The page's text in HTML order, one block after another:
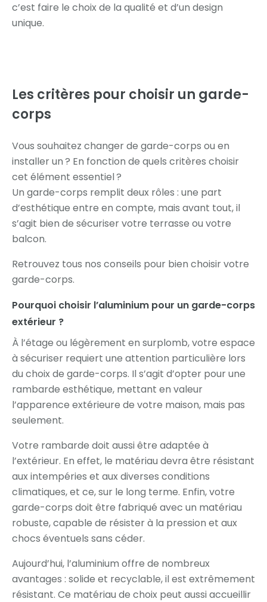
c’est faire le choix de la qualité et d’un design
unique.
Les critères pour choisir un garde-
corps
Vous souhaitez changer de garde-corps ou en
installer un ? En fonction de quels critères choisir
cet élément essentiel ?
Un garde-corps remplit deux rôles : une part
d’esthétique entre en compte, mais avant tout, il
s’agit bien de sécuriser votre terrasse ou votre
balcon.
Retrouvez tous nos conseils pour bien choisir votre
garde-corps.
Pourquoi choisir l’aluminium pour un garde-corps
extérieur ?
À l’étage ou légèrement en surplomb, votre espace
à sécuriser requiert une attention particulière lors
du choix de garde-corps. Il s’agit d’opter pour une
rambarde esthétique, mettant en valeur
l’apparence extérieure de votre maison, mais pas
seulement.
Votre rambarde doit aussi être adaptée à
l’extérieur. En effet, le matériau devra être résistant
aux intempéries et aux diverses conditions
climatiques, et ce, sur le long terme. Enfin, votre
garde-corps doit être fabriqué avec un matériau
robuste, capable de résister à la pression et aux
chocs éventuels sans céder.
Aujourd’hui, l’aluminium offre de nombreux
avantages : solide et recyclable, il est extrêmement
résistant. Ce matériau de choix peut aussi accueillir